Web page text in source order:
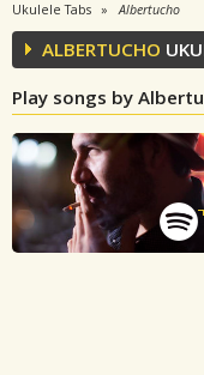
Ukulele Tabs Albertucho
ALBERTUCHO
Play songs by